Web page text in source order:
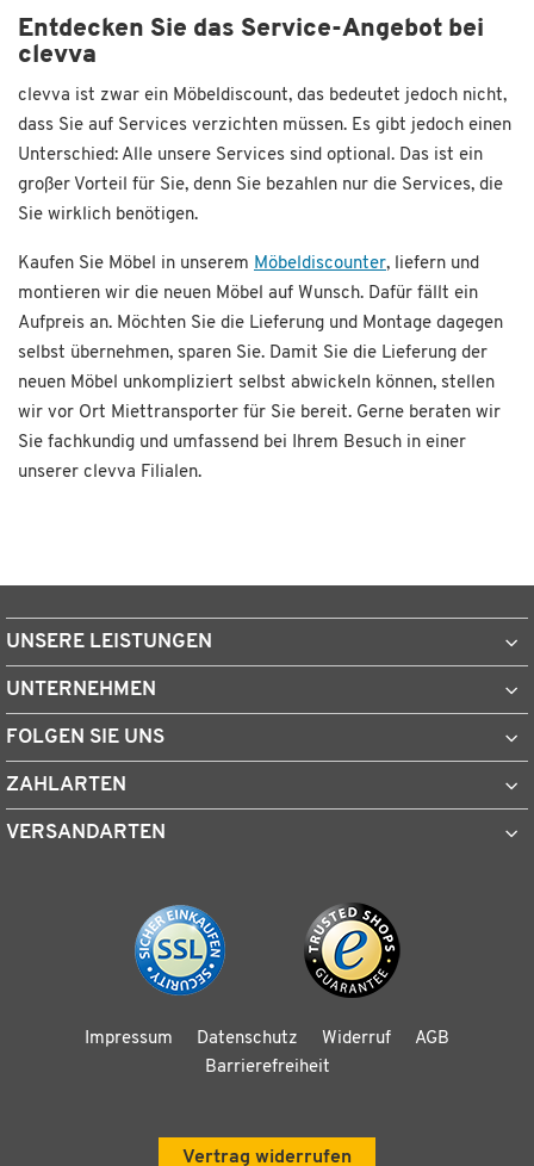
Entdecken Sie das Service-Angebot bei
clevva
clevva ist zwar ein Möbeldiscount, das bedeutet jedoch nicht,
dass Sie auf Services verzichten müssen. Es gibt jedoch einen
Unterschied: Alle unsere Services sind optional. Das ist ein
großer Vorteil für Sie, denn Sie bezahlen nur die Services, die
Sie wirklich benötigen.
Kaufen Sie Möbel in unserem Möbeldiscounter, liefern und
montieren wir die neuen Möbel auf Wunsch. Dafür fällt ein
Aufpreis an. Möchten Sie die Lieferung und Montage dagegen
selbst übernehmen, sparen Sie. Damit Sie die Lieferung der
neuen Möbel unkompliziert selbst abwickeln können, stellen
wir vor Ort Miettransporter für Sie bereit. Gerne beraten wir
Sie fachkundig und umfassend bei Ihrem Besuch in einer
unserer clevva Filialen.
UNSERE LEISTUNGEN
UNTERNEHMEN
FOLGEN SIE UNS
ZAHLARTEN
VERSANDARTEN
Impressum Datenschutz Widerruf
AGB
Barrierefreiheit
Vertrag widerrufen